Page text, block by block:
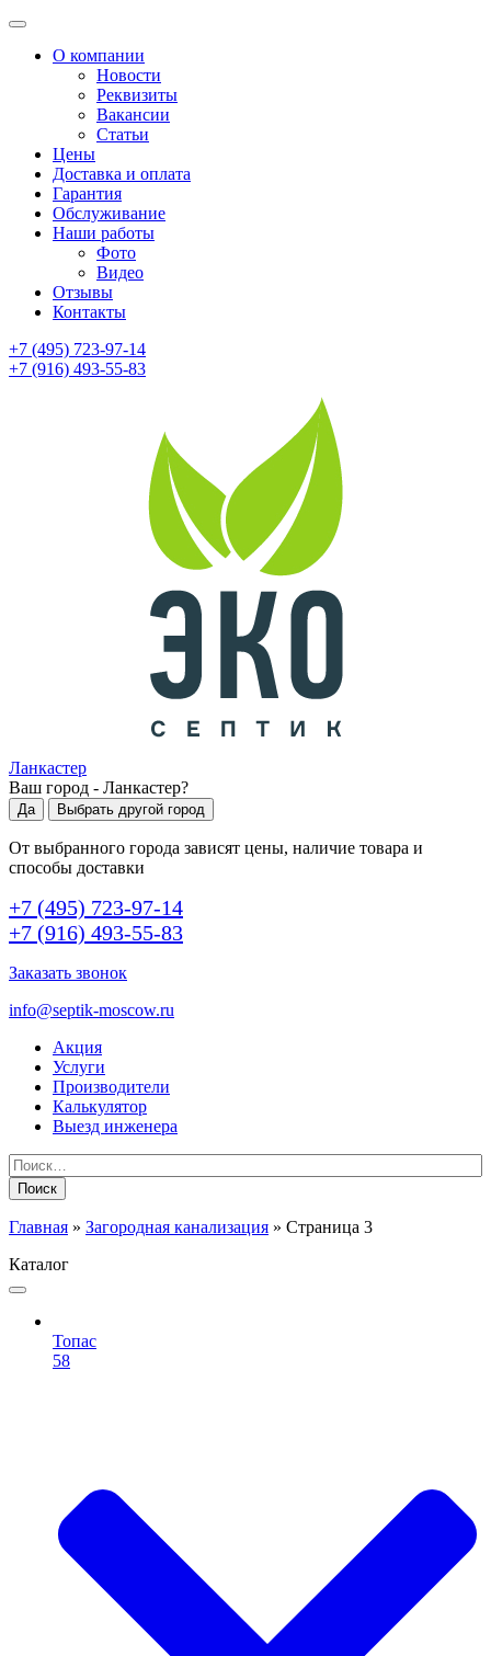
О компании
Новости
Реквизиты
Вакансии
Статьи
Цены
Доставка и оплата
Гарантия
Обслуживание
Наши работы
Фото
Видео
Отзывы
Контакты
+7 (495) 723-97-14
+7 (916) 493-55-83
Ланкастер
Ваш город - Ланкастер?
Да Выбрать другой город
От выбранного города зависят цены, наличие товара и
способы доставки
+7 (495) 723-97-14
+7 (916) 493-55-83
Заказать звонок
info@septik-moscow.ru
Акция
Услуги
Производители
Калькулятор
Выезд инженера
Найти:
Главная » Загородная канализация » Страница 3
Каталог
Топас
58